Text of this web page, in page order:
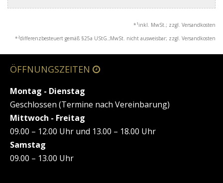
* 1 inkl. MwSt.; zzgl. Versandkosten
*2differenzbesteuert gemäß §25a UStG.;MwSt. nicht ausweisbar; zzgl. Versandkosten
ÖFFNUNGSZEITEN
Montag - Dienstag
Geschlossen (Termine nach Vereinbarung)
Mittwoch - Freitag
09.00 – 12.00 Uhr und 13.00 – 18.00 Uhr
Samstag
09.00 – 13.00 Uhr